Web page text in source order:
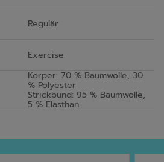
Regulär
Exercise
Körper: 70 % Baumwolle, 30
% Polyester
Strickbund: 95 % Baumwolle,
5 % Elasthan